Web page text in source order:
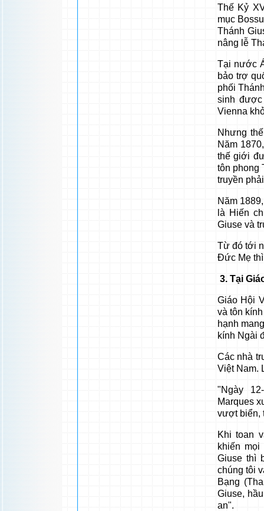
Thế Kỷ
mục
Thánh
nâng lễ
Tại nước
bảo trợ
phối
sinh
Vienna
Nhưng
Năm
thế giới
tôn phong
truyền
Năm
là Hiến
Giuse và
Từ đó tới
Ðức Mẹ
3. Tại
Giáo Hội
và tôn
hạnh
kính Ngài
Các nhà
Việt Nam.
"Ngày
Marques
vượt biển,
Khi toan
khiến
Giuse thì
chúng tôi
Bạng
Giuse,
an".